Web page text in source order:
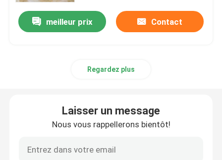
meilleur prix Contact
Regardez plus
Laisser un message
Nous vous rappellerons bientôt!